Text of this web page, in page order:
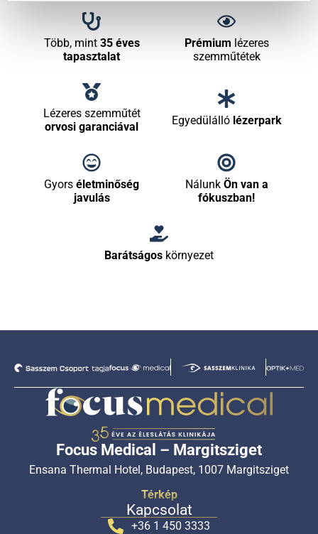
Több, mint 35 éves
tapasztalat
Prémium lézeres
szemműtétek
Lézeres szemműtét
orvosi garanciával
Egyedülálló lézerpark
Gyors életminőség
javulás
Nálunk Ön van a
fókuszban!
Barátságos környezet
Focus Medical – Margitsziget
Ensana Thermal Hotel, Budapest, 1007 Margitsziget
Térkép
Kapcsolat
+36 1 450 3333